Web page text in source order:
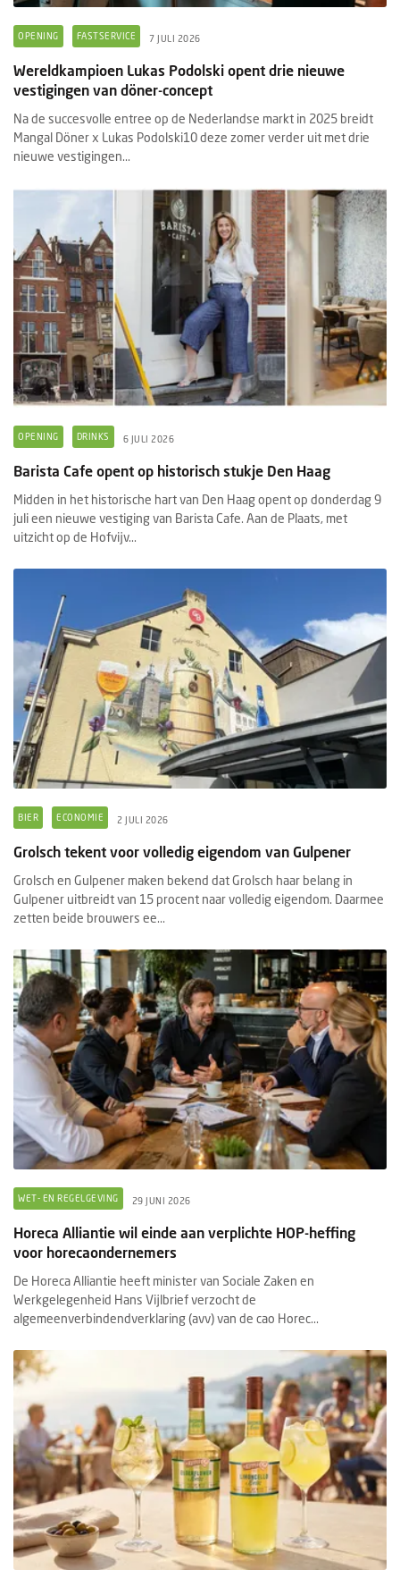
OPENING FASTSERVICE 7 JULI 2026
Wereldkampioen Lukas Podolski opent drie nieuwe
vestigingen van döner-concept
Na de succesvolle entree op de Nederlandse markt in 2025 breidt
Mangal Döner x Lukas Podolski10 deze zomer verder uit met drie
nieuwe vestigingen...
OPENING DRINKS 6 JULI 2026
Barista Cafe opent op historisch stukje Den Haag
Midden in het historische hart van Den Haag opent op donderdag 9
juli een nieuwe vestiging van Barista Cafe. Aan de Plaats, met
uitzicht op de Hofvijv...
BIER ECONOMIE 2 JULI 2026
Grolsch tekent voor volledig eigendom van Gulpener
Grolsch en Gulpener maken bekend dat Grolsch haar belang in
Gulpener uitbreidt van 15 procent naar volledig eigendom. Daarmee
zetten beide brouwers ee...
WET- EN REGELGEVING 29 JUNI 2026
Horeca Alliantie wil einde aan verplichte HOP-heffing
voor horecaondernemers
De Horeca Alliantie heeft minister van Sociale Zaken en
Werkgelegenheid Hans Vijlbrief verzocht de
algemeenverbindendverklaring (avv) van de cao Horec...